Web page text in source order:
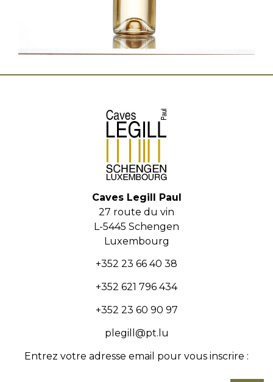
Caves Legill Paul
27 route du vin
L-5445 Schengen
Luxembourg
+352 23 66 40 38
+352 621 796 434
+352 23 60 90 97
plegill@pt.lu
Entrez votre adresse email pour vous inscrire :